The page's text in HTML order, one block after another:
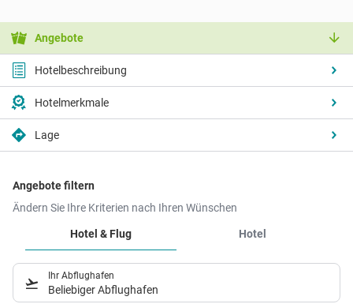
Angebote
Hotelbeschreibung
Hotelmerkmale
Lage
Angebote filtern
Ändern Sie Ihre Kriterien nach Ihren Wünschen
Hotel & Flug
Hotel
Ihr Abflughafen
Beliebiger Abflughafen